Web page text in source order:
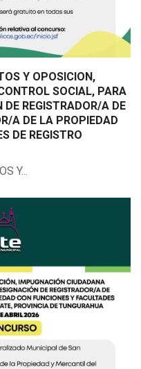
Y OPOSICION,
SOCIAL, PARA
DE REGISTRADOR/A DE
A DE LA PROPIEDAD
DE REGISTRO
Y...